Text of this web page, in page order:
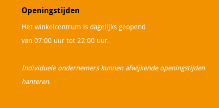
Openingstijden
Het winkelcentrum is dagelijks geopend
van 07:00 uur tot 22:00 uur.
Individuele ondernemers kunnen afwijkende openingstijden
hanteren.